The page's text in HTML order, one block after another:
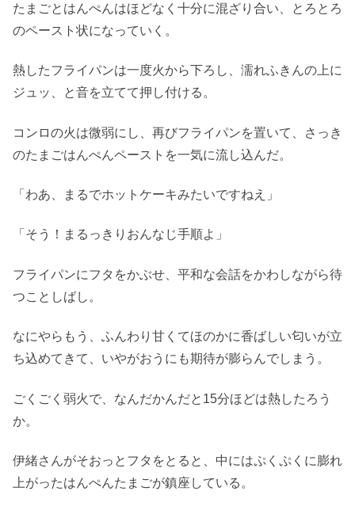
たまごとはんぺんはほどなく十分に混ざり合い、とろとろ
のペースト状になっていく。
熱したフライパンは一度火から下ろし、濡れふきんの上に
ジュッ、と音を立てて押し付ける。
コンロの火は微弱にし、再びフライパンを置いて、さっき
のたまごはんぺんペーストを一気に流し込んだ。
「わあ、まるでホットケーキみたいですねえ」
「そう！まるっきりおんなじ手順よ」
フライパンにフタをかぶせ、平和な会話をかわしながら待
つことしばし。
なにやらもう、ふんわり甘くてほのかに香ばしい匂いが立
ち込めてきて、いやがおうにも期待が膨らんでしまう。
ごくごく弱火で、なんだかんだと15分ほどは熱したろう
か。
伊緒さんがそおっとフタをとると、中にはぷくぷくに膨れ
上がったはんぺんたまごが鎮座している。